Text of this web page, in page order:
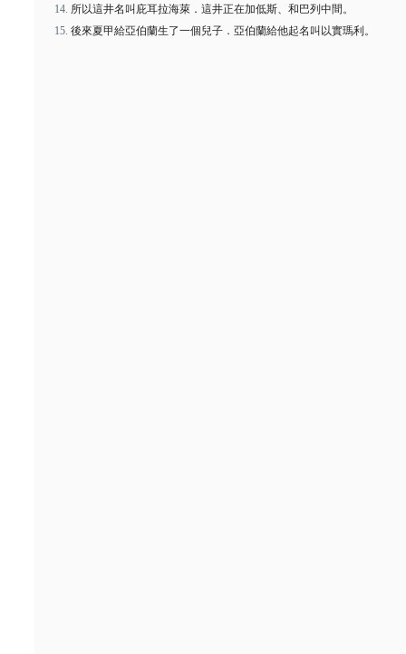
所以這井名叫庇耳拉海萊．這井正在加低斯、和巴列中間。
後來夏甲給亞伯蘭生了一個兒子．亞伯蘭給他起名叫以實瑪利。